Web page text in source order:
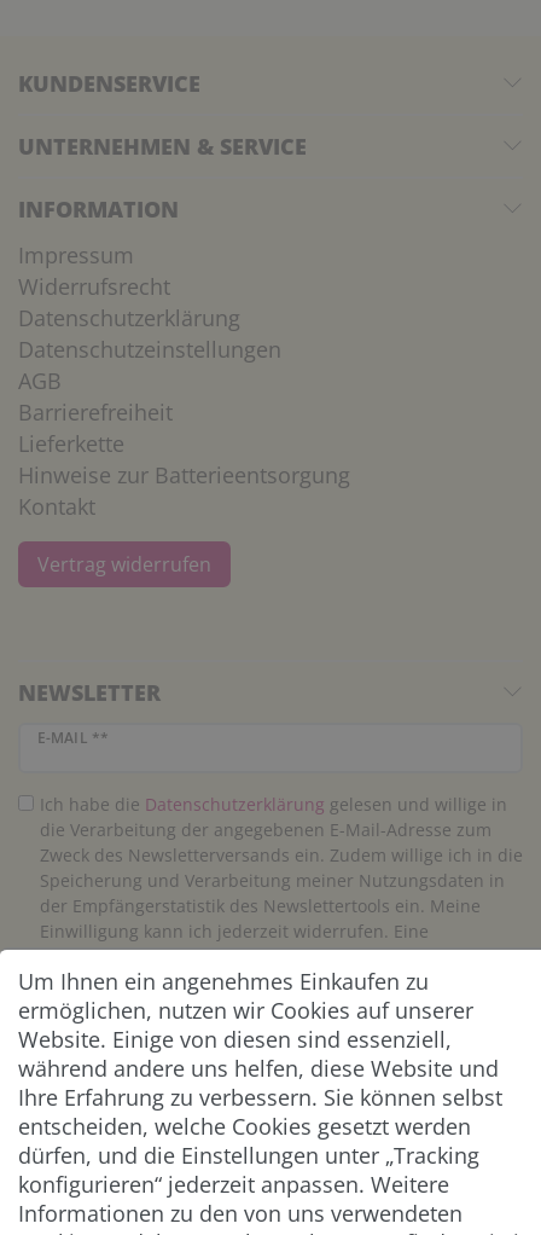
KUNDENSERVICE
UNTERNEHMEN & SERVICE
INFORMATION
Impressum
Widerrufsrecht
Datenschutzerklärung
Datenschutzeinstellungen
AGB
Barrierefreiheit
Lieferkette
Hinweise zur Batterieentsorgung
Kontakt
Vertrag widerrufen
NEWSLETTER
E-MAIL **
Newsletter Honig
Ich habe die Daten­schutz­erklärung gelesen und willige in
die Verarbeitung der angegebenen E-Mail-Adresse zum
Zweck des Newsletterversands ein. Zudem willige ich in die
Speicherung und Verarbeitung meiner Nutzungsdaten in
der Empfängerstatistik des Newslettertools ein. Meine
Einwilligung kann ich jederzeit widerrufen. Eine
Abmeldung vom Newsletter ist jederzeit möglich.**
Abonnieren
** Hierbei handelt es sich um ein Pflichtfeld.
ZAHLUNG & VERSAND
Um Ihnen ein angenehmes Einkaufen zu
ermöglichen, nutzen wir Cookies auf unserer
Website. Einige von diesen sind essenziell,
während andere uns helfen, diese Website und
Ihre Erfahrung zu verbessern. Sie können selbst
entscheiden, welche Cookies gesetzt werden
dürfen, und die Einstellungen unter „Tracking
konfigurieren“ jederzeit anpassen. Weitere
Informationen zu den von uns verwendeten